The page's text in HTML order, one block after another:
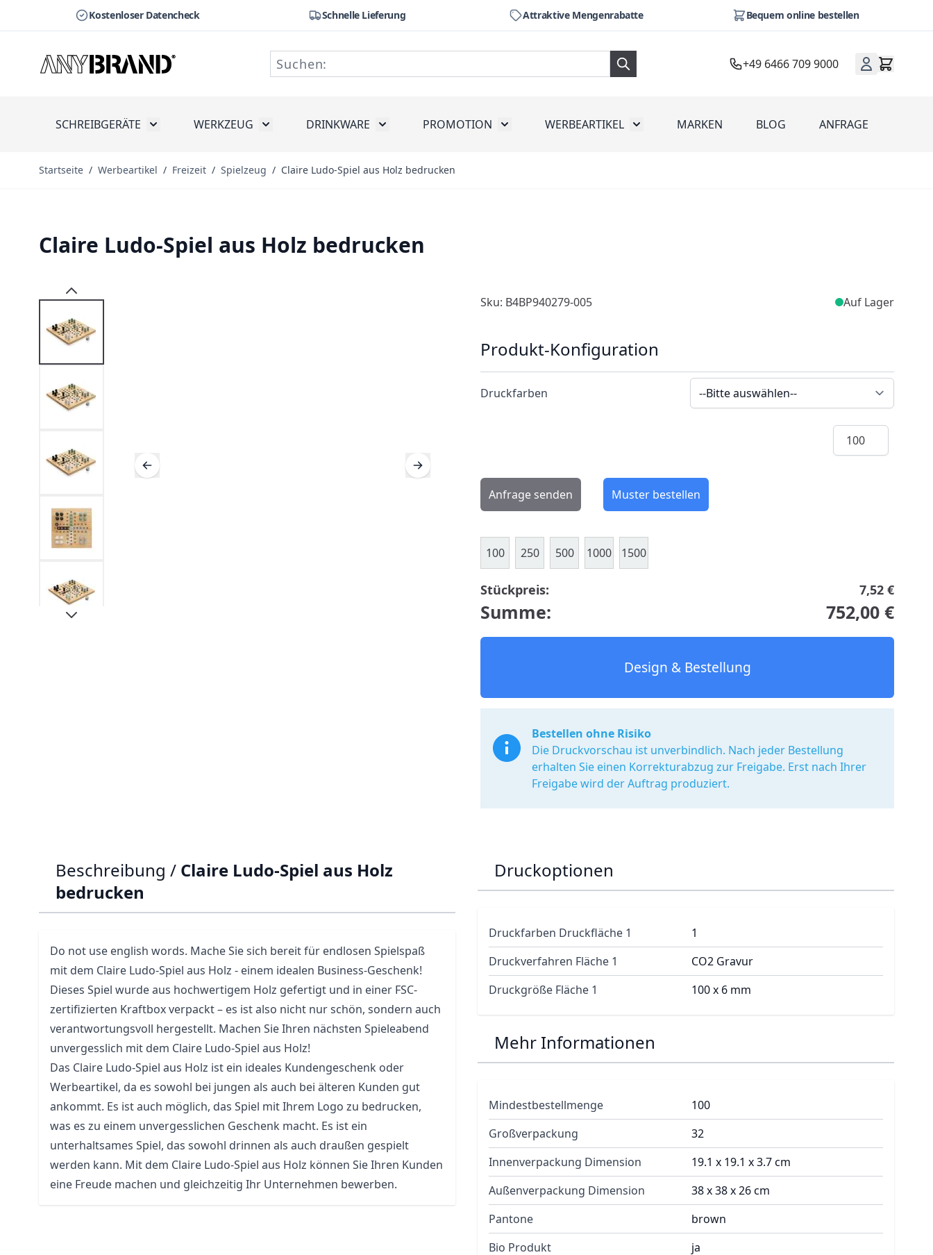
Kostenloser Datencheck Schnelle Lieferung Attraktive Mengenrabatte Bequem online bestellen
+49 6466 709 9000
SCHREIBGERÄTE Toggle submenu for Schreibgeräte
WERKZEUG Toggle submenu for Werkzeug
DRINKWARE Toggle submenu for Drinkware
PROMOTION Toggle submenu for Promotion
WERBEARTIKEL Toggle submenu for Werbeartikel
MARKEN BLOG ANFRAGE
Startseite / Werbeartikel / Freizeit / Spielzeug / Claire Ludo-Spiel aus Holz bedrucken
Claire Ludo-Spiel aus Holz bedrucken
Sku: B4BP940279-005 Auf Lager
Produkt-Konfiguration
Druckfarben
Menge
Anfrage senden Muster bestellen
100 250 500 1000 1500
Stückpreis: 7,52 €
Summe: 752,00 €
Design & Bestellung
Bestellen ohne Risiko
Die Druckvorschau ist unverbindlich. Nach jeder Bestellung
erhalten Sie einen Korrekturabzug zur Freigabe. Erst nach Ihrer
Freigabe wird der Auftrag produziert.
Beschreibung / Claire Ludo-Spiel aus Holz
bedrucken
Do not use english words. Mache Sie sich bereit für endlosen Spielspaß
mit dem Claire Ludo-Spiel aus Holz - einem idealen Business-Geschenk!
Dieses Spiel wurde aus hochwertigem Holz gefertigt und in einer FSC-
zertifizierten Kraftbox verpackt – es ist also nicht nur schön, sondern auch
verantwortungsvoll hergestellt. Machen Sie Ihren nächsten Spieleabend
unvergesslich mit dem Claire Ludo-Spiel aus Holz!
Das Claire Ludo-Spiel aus Holz ist ein ideales Kundengeschenk oder
Werbeartikel, da es sowohl bei jungen als auch bei älteren Kunden gut
ankommt. Es ist auch möglich, das Spiel mit Ihrem Logo zu bedrucken,
was es zu einem unvergesslichen Geschenk macht. Es ist ein
unterhaltsames Spiel, das sowohl drinnen als auch draußen gespielt
werden kann. Mit dem Claire Ludo-Spiel aus Holz können Sie Ihren Kunden
eine Freude machen und gleichzeitig Ihr Unternehmen bewerben.
Druckoptionen
Druckfarben Druckfläche 1
1
Druckverfahren Fläche 1
CO2 Gravur
Druckgröße Fläche 1
100 x 6 mm
Mehr Informationen
Mindestbestellmenge
100
Großverpackung
32
Innenverpackung Dimension
19.1 x 19.1 x 3.7 cm
Außenverpackung Dimension
38 x 38 x 26 cm
Pantone
brown
Bio Produkt
ja